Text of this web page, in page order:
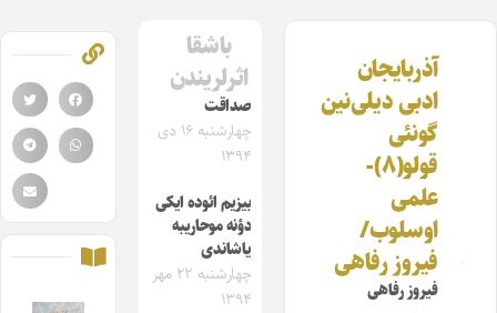
آذربایجان
ادبی دیلی‌نین
گونئی
قولو(۸)-
علمی
اوسلوب/
فیروز رفاهی
فیروز رفاهی
باشقا
اثرلریندن
صداقت
چهارشنبه ۱۶ دی
۱۳۹۴
بیزیم ائوده ایکی
دؤنه موحاریبه
یاشاندی
چهارشنبه ۲۲ مهر
۱۳۹۴